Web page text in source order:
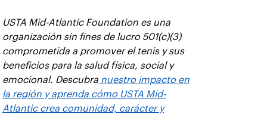
USTA Mid-Atlantic Foundation es una
organización sin fines de lucro 501(c)(3)
comprometida a promover el tenis y sus
beneficios para la salud física, social y
emocional. Descubra nuestro impacto en
la región y aprenda cómo USTA Mid-
Atlantic crea comunidad, carácter y